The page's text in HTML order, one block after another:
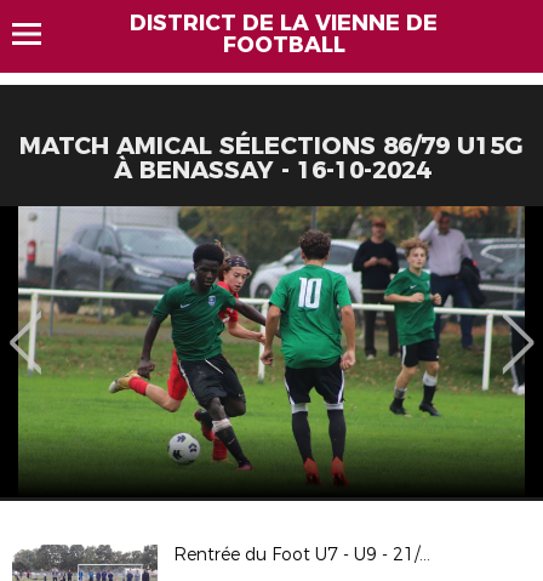
DISTRICT DE LA VIENNE DE
FOOTBALL
MATCH AMICAL SÉLECTIONS 86/79 U15G
À BENASSAY - 16-10-2024
Rentrée du Foot U7 - U9 - 21/09/2024